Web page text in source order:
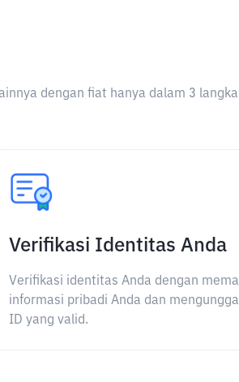
dengan fiat hanya dalam 3
Verifikasi Identitas Anda
Verifikasi identitas Anda dengan
informasi pribadi Anda dan
ID yang valid.